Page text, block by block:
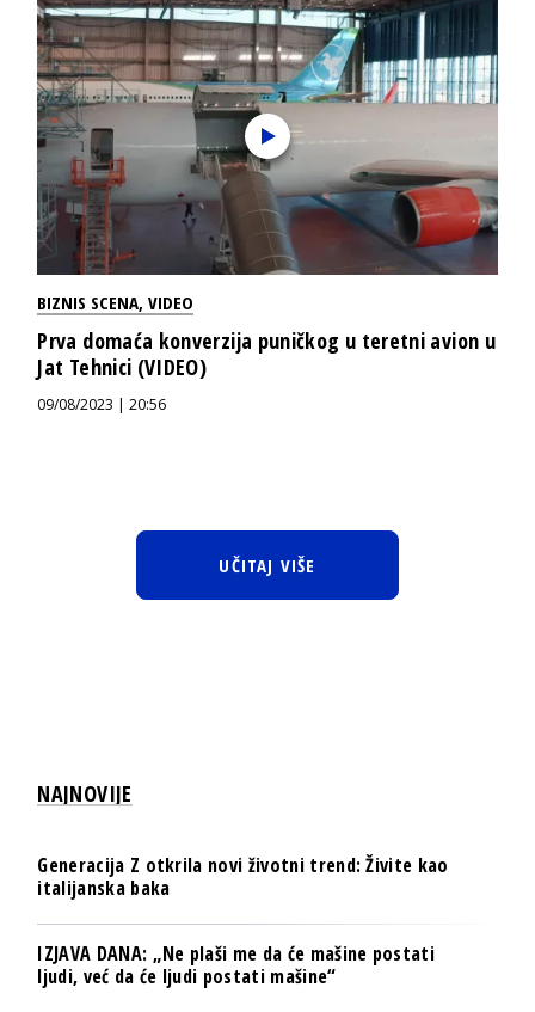
BIZNIS SCENA,VIDEO
Prva domaća konverzija puničkog u teretni avion u
Jat Tehnici (VIDEO)
09/08/2023 | 20:56
UČITAJ VIŠE
NAJNOVIJE
Generacija Z otkrila novi životni trend: Živite kao
italijanska baka
IZJAVA DANA: „Ne plaši me da će mašine postati
ljudi, već da će ljudi postati mašine“